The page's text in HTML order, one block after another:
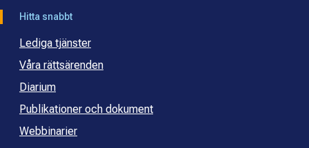
Hitta snabbt
Lediga tjänster
Våra rättsärenden
Diarium
Publikationer och dokument
Webbinarier